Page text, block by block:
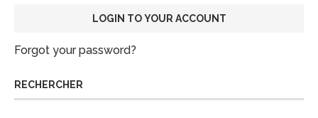
Forgot your password?
RECHERCHER